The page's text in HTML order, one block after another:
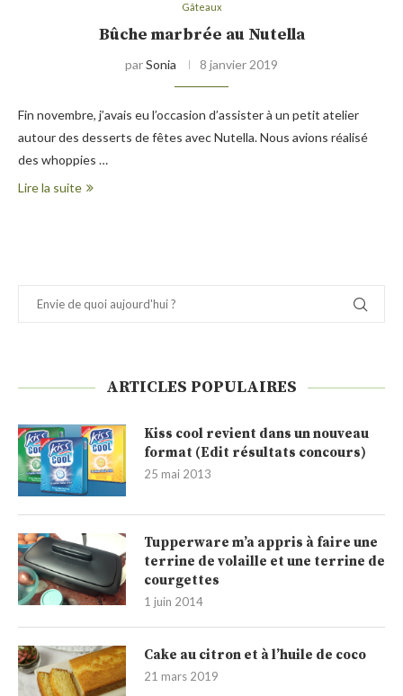
Gâteaux
Bûche marbrée au Nutella
parSonia 8 janvier 2019
Fin novembre, j’avais eu l’occasion d’assister à un petit atelier
autour des desserts de fêtes avec Nutella. Nous avions réalisé
des whoppies …
Lire la suite
ARTICLES POPULAIRES
Kiss cool revient dans un nouveau
format (Edit résultats concours)
25 mai 2013
Tupperware m’a appris à faire une
terrine de volaille et une terrine de
courgettes
1 juin 2014
Cake au citron et à l’huile de coco
21 mars 2019